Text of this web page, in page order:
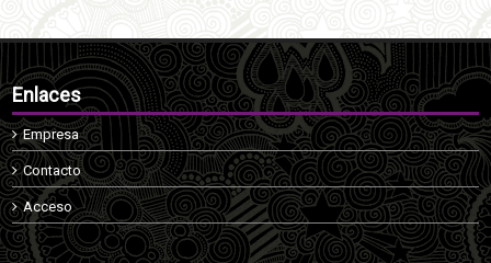
Enlaces
Empresa
Contacto
Acceso